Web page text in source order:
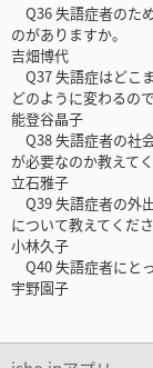
Q36 失語症者のた
のがありますか。
吉畑博代
Q37 失語症はどこ
どのように変わるの
能登谷晶子
Q38 失語症者の社
が必要なのか教えてく
立石雅子
Q39 失語症者の外
について教えてくださ
小林久子
Q40 失語症者にと
宇野園子